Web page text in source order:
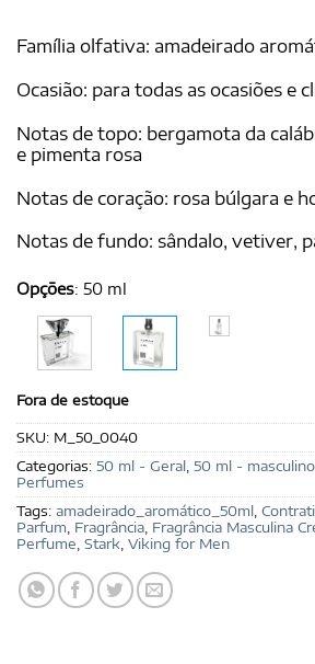
Família olfativa: amadeirado
Ocasião: para todas as ocasiões e
Notas de topo: bergamota da
e pimenta rosa
Notas de coração: rosa búlgara e
Notas de fundo: sândalo, vetiver,
Opções: 50 ml
Fora de estoque
SKU: M_50_0040
Categorias: 50 ml - Geral 50 ml -
Perfumes
Tags: amadeirado_aromático_50ml
Parfum Fragrância Fragrância Masculina
Perfume Stark Viking for Men